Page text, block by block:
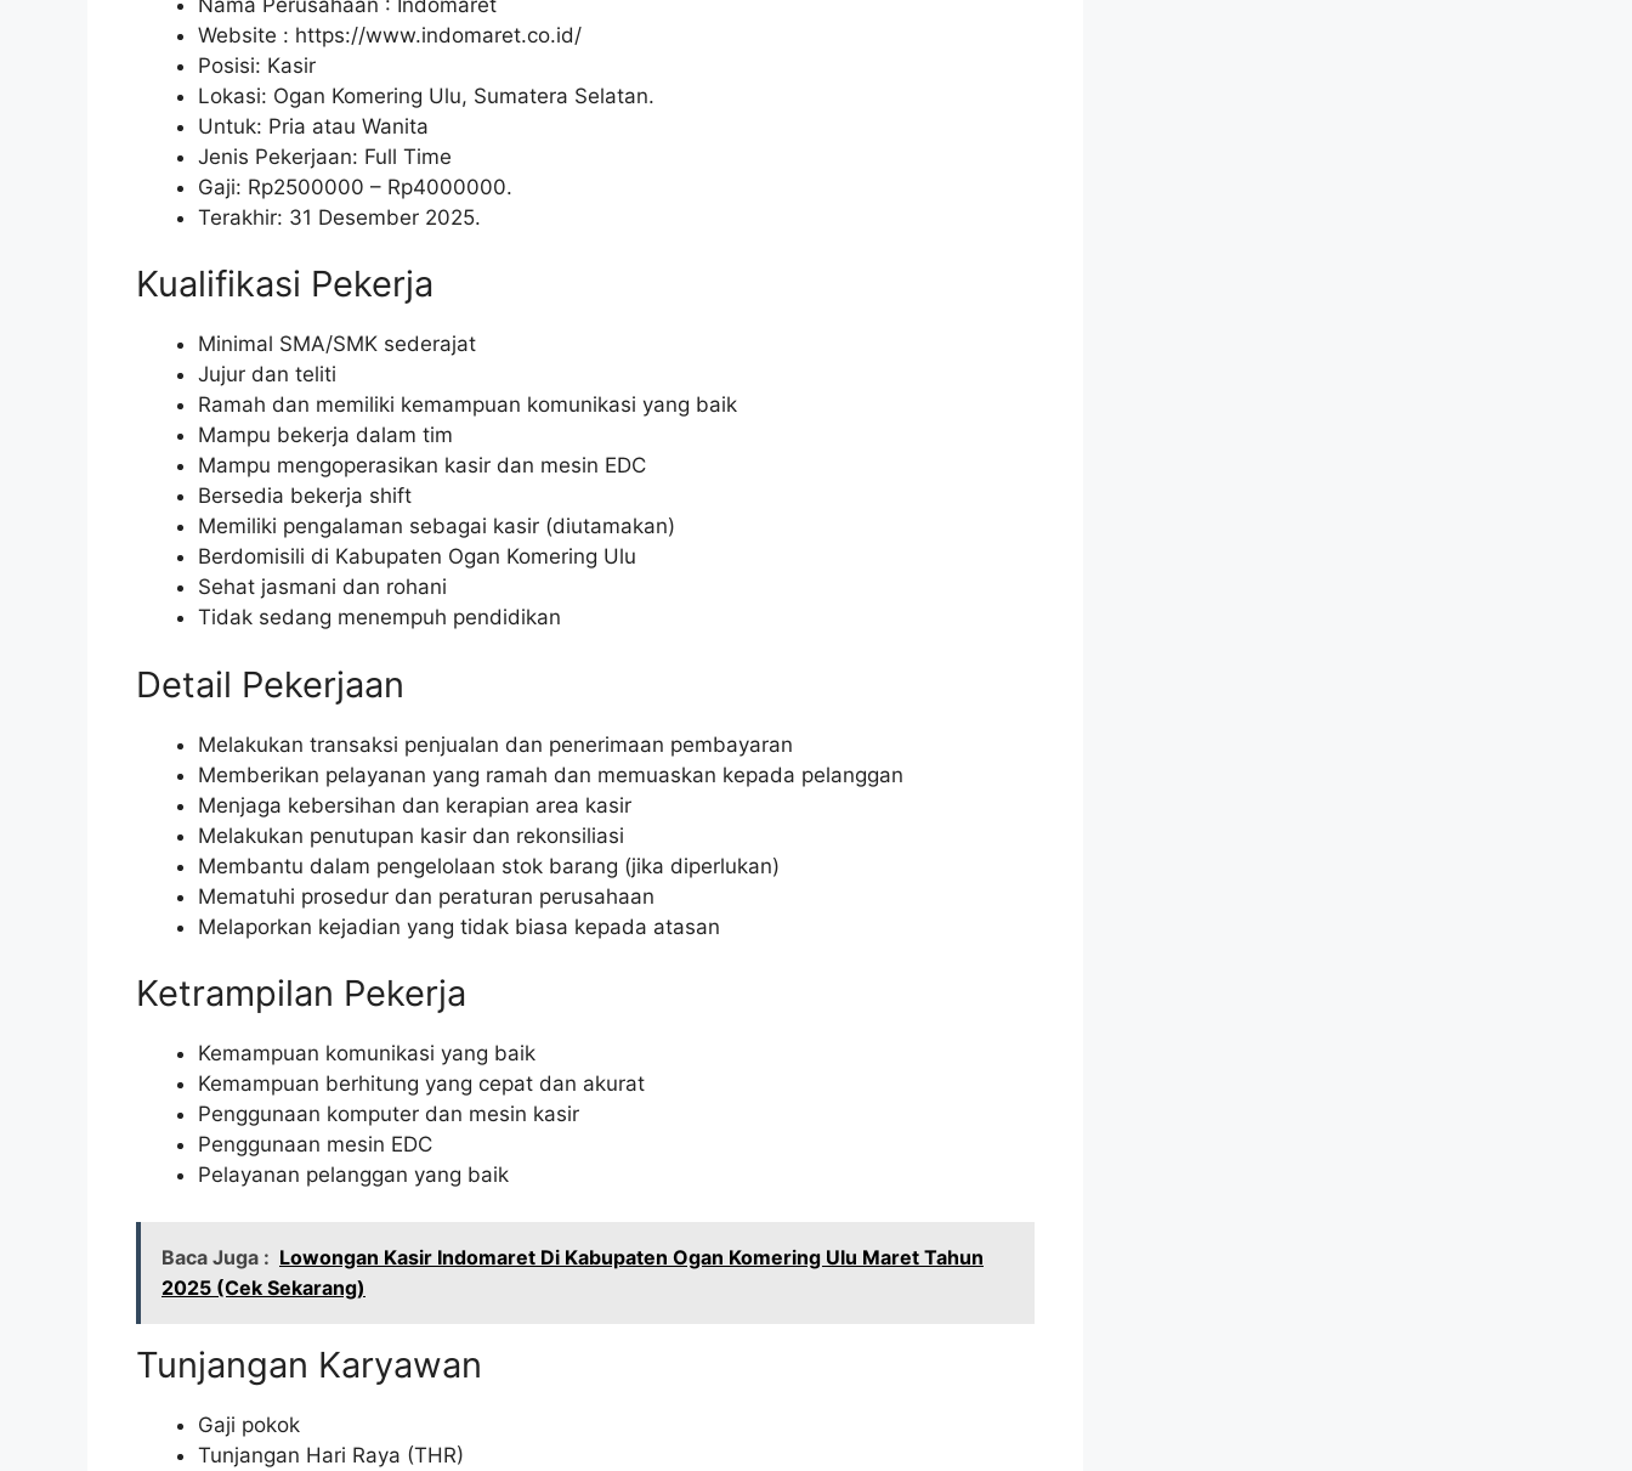
Website : https://www.indomaret.co.id/
Posisi: Kasir
Lokasi: Ogan Komering Ulu, Sumatera Selatan.
Untuk: Pria atau Wanita
Jenis Pekerjaan: Full Time
Gaji: Rp2500000 – Rp4000000.
Terakhir: 31 Desember 2025.
Kualifikasi Pekerja
Minimal SMA/SMK sederajat
Jujur dan teliti
Ramah dan memiliki kemampuan komunikasi yang baik
Mampu bekerja dalam tim
Mampu mengoperasikan kasir dan mesin EDC
Bersedia bekerja shift
Memiliki pengalaman sebagai kasir (diutamakan)
Berdomisili di Kabupaten Ogan Komering Ulu
Sehat jasmani dan rohani
Tidak sedang menempuh pendidikan
Detail Pekerjaan
Melakukan transaksi penjualan dan penerimaan pembayaran
Memberikan pelayanan yang ramah dan memuaskan kepada pelanggan
Menjaga kebersihan dan kerapian area kasir
Melakukan penutupan kasir dan rekonsiliasi
Membantu dalam pengelolaan stok barang (jika diperlukan)
Mematuhi prosedur dan peraturan perusahaan
Melaporkan kejadian yang tidak biasa kepada atasan
Ketrampilan Pekerja
Kemampuan komunikasi yang baik
Kemampuan berhitung yang cepat dan akurat
Penggunaan komputer dan mesin kasir
Penggunaan mesin EDC
Pelayanan pelanggan yang baik
Baca Juga : Lowongan Kasir Indomaret Di Kabupaten Ogan Komering Ulu Maret Tahun
2025 (Cek Sekarang)
Tunjangan Karyawan
Gaji pokok
Tunjangan Hari Raya (THR)